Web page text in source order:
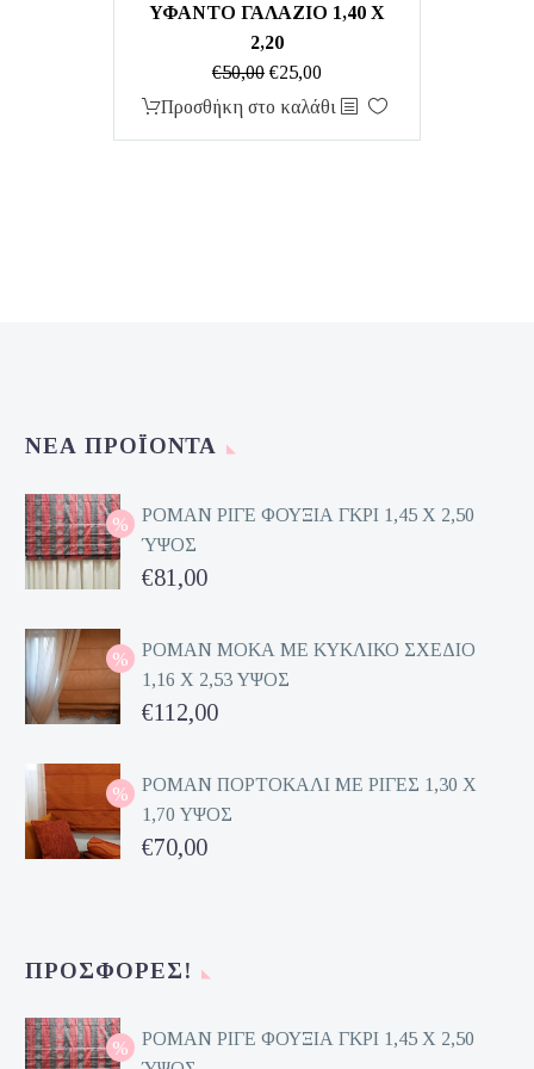
ΥΦΑΝΤΟ ΓΑΛΑΖΙΟ 1,40 Χ
2,20
€50,00 Original
price
€25,00Η
τρέχουσα
Προσθήκη στο καλάθι
ΝΈΑ ΠΡΟΪΌΝΤΑ
ΡΟΜΑΝ ΡΙΓΕ ΦΟΥΞΙΑ ΓΚΡΙ 1,45 Χ 2,50
ΎΨΟΣ
Original
was:
€162,00.
€81,00
τρέχουσα
τιμή
είναι:
ΡΟΜΑΝ ΜΟΚΑ ΜΕ ΚΥΚΛΙΚΟ ΣΧΕΔΙΟ
1,16 Χ 2,53 ΥΨΟΣ
Original
was:
€224,00.
€112,00
τρέχουσα
τιμή
είναι:
ΡΟΜΑΝ ΠΟΡΤΟΚΑΛΙ ΜΕ ΡΙΓΕΣ 1,30 Χ
1,70 ΥΨΟΣ
Original
€70,00
ΠΡΟΣΦΟΡΈΣ!
ΡΟΜΑΝ ΡΙΓΕ ΦΟΥΞΙΑ ΓΚΡΙ 1,45 Χ 2,50